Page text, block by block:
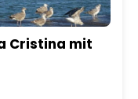
Cristina mit